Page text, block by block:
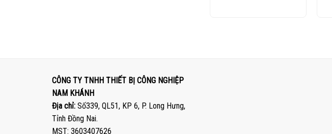
KHÁNH
KHÁNH
CÔNG TY TNHH THIẾT BỊ CÔNG NGHIỆP
NAM KHÁNH
Địa chỉ: Số339, QL51, KP 6, P. Long Hưng,
Tỉnh Đồng Nai.
MST: 3603407626